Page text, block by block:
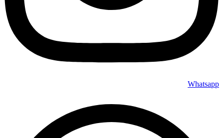
Whatsapp